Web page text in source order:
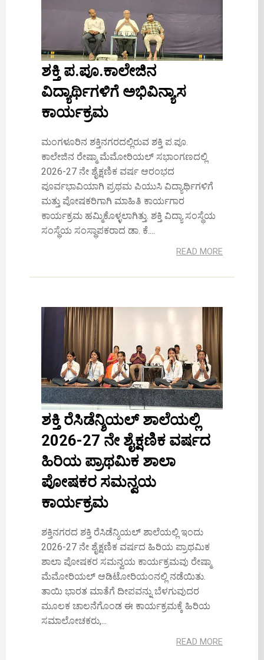
ಶಕ್ತಿ ಪ.ಪೂ.ಕಾಲೇಜಿನ
ವಿದ್ಯಾರ್ಥಿಗಳಿಗೆ ಅಭಿವಿನ್ಯಾಸ
ಕಾರ್ಯಕ್ರಮ
ಮಂಗಳೂರಿನ ಶಕ್ತಿನಗರದಲ್ಲಿರುವ ಶಕ್ತಿ ಪ.ಪೂ.
ಕಾಲೇಜಿನ ರೇಷ್ಮಾ ಮೆಮೋರಿಯಲ್ ಸಭಾಂಗಣದಲ್ಲಿ
2026-27 ನೇ ಶೈಕ್ಷಣಿಕ ವರ್ಷ ಆರಂಭದ
ಪೂರ್ವಭಾವಿಯಾಗಿ ಪ್ರಥಮ ಪಿಯುಸಿ ವಿದ್ಯಾರ್ಥಿಗಳಿಗೆ
ಮತ್ತು ಪೋಷಕರಿಗಾಗಿ ಮಾಹಿತಿ ಕಾರ್ಯಗಾರ
ಕಾರ್ಯಕ್ರಮ ಹಮ್ಮಿಕೊಳ್ಳಲಾಗಿತ್ತು. ಶಕ್ತಿ ವಿದ್ಯಾ ಸಂಸ್ಥೆಯ
ಸಂಸ್ಥೆಯ ಸಂಸ್ಥಾಪಕರಾದ ಡಾ. ಕೆ....
READ MORE
ಶಕ್ತಿ ರೆಸಿಡೆನ್ಶಿಯಲ್ ಶಾಲೆಯಲ್ಲಿ
2026-27 ನೇ ಶೈಕ್ಷಣಿಕ ವರ್ಷದ
ಹಿರಿಯ ಪ್ರಾಥಮಿಕ ಶಾಲಾ
ಪೋಷಕರ ಸಮನ್ವಯ
ಕಾರ್ಯಕ್ರಮ
ಶಕ್ತಿನಗರದ ಶಕ್ತಿ ರೆಸಿಡೆನ್ಶಿಯಲ್ ಶಾಲೆಯಲ್ಲಿ ಇಂದು
2026-27 ನೇ ಶೈಕ್ಷಣಿಕ ವರ್ಷದ ಹಿರಿಯ ಪ್ರಾಥಮಿಕ
ಶಾಲಾ ಪೋಷಕರ ಸಮನ್ವಯ ಕಾರ್ಯಕ್ರಮವು ರೇಷ್ಮಾ
ಮೆಮೋರಿಯಲ್ ಆಡಿಟೋರಿಯಂನಲ್ಲಿ ನಡೆಯಿತು.
ತಾಯಿ ಭಾರತ ಮಾತೆಗೆ ದೀಪವನ್ನು ಬೆಳಗುವುದರ
ಮೂಲಕ ಚಾಲನೆಗೊಂಡ ಈ ಕಾರ್ಯಕ್ರಮಕ್ಕೆ ಹಿರಿಯ
ಸಮಾಲೋಚಕರು,...
READ MORE